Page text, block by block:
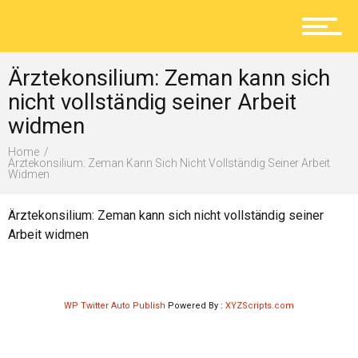
Lokal
Ratgeber
Service
Ärztekonsilium: Zeman kann sich
nicht vollständig seiner Arbeit
widmen
Home
Ärztekonsilium: Zeman Kann Sich Nicht Vollständig Seiner Arbeit
Widmen
Ärztekonsilium: Zeman kann sich nicht vollständig seiner
Arbeit widmen
WP Twitter Auto Publish Powered By : XYZScripts.com